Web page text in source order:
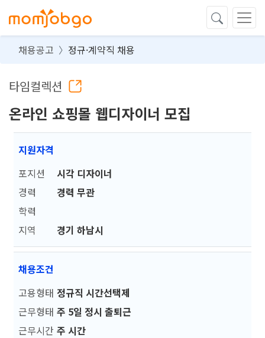
채용공고 정규·계약직 채용
타임컬렉션
온라인 쇼핑몰 웹디자이너 모집
지원자격
포지션
시각 디자이너
경력
경력 무관
학력
지역
경기 하남시
채용조건
고용형태 정규직 시간선택제
근무형태 주 5일 정시 출퇴근
근무시간 주 시간